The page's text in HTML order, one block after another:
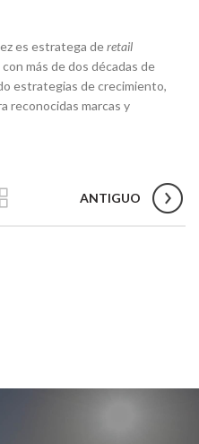
es estratega deretail
más de dos décadas de
estrategias de crecimiento,
reconocidas marcas y
ANTIGUO